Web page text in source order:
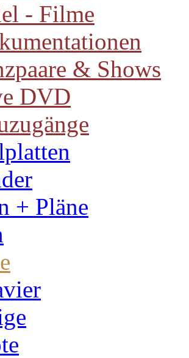
- Filme
& Shows
DVD
+ Pläne